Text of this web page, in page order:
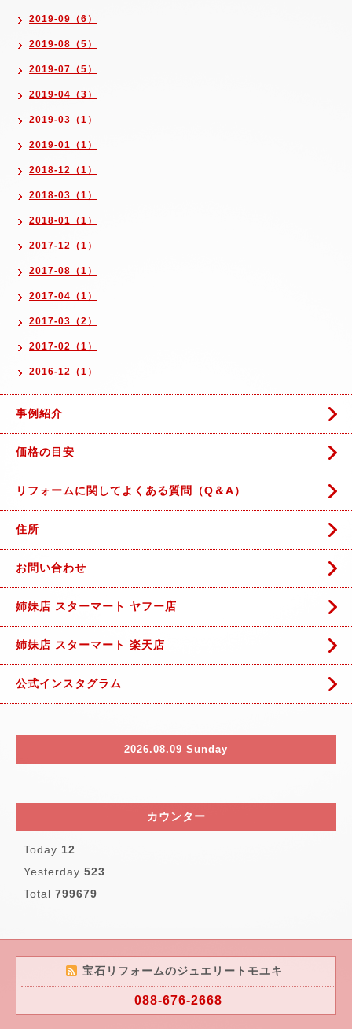
2019-09（6）
2019-08（5）
2019-07（5）
2019-04（3）
2019-03（1）
2019-01（1）
2018-12（1）
2018-03（1）
2018-01（1）
2017-12（1）
2017-08（1）
2017-04（1）
2017-03（2）
2017-02（1）
2016-12（1）
事例紹介
価格の目安
リフォームに関してよくある質問（Q＆A）
住所
お問い合わせ
姉妹店 スターマート ヤフー店
姉妹店 スターマート 楽天店
公式インスタグラム
2026.08.09 Sunday
カウンター
Today 12
Yesterday 523
Total 799679
宝石リフォームのジュエリートモユキ
088-676-2668